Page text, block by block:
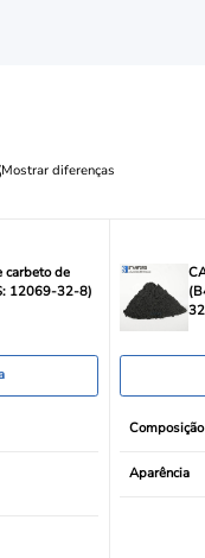
Mostrar diferenças
carbeto de
12069-32-8)
Composição
Aparência